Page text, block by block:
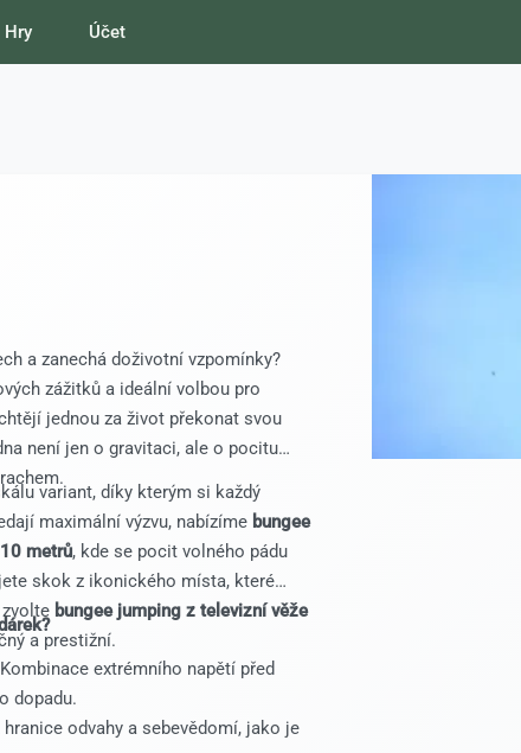
Hry Účet
a zanechá doživotní vzpomínky?
zážitků a ideální volbou pro
jednou za život překonat svou
není jen o gravitaci, ale o pocitu
variant, díky kterým si každý
maximální výzvu, nabízíme bungee
metrů, kde se pocit volného pádu
skok z ikonického místa, které
bungee jumping z televizní věže
a prestižní.
Kombinace extrémního napětí před
dopadu.
odvahy a sebevědomí, jako je